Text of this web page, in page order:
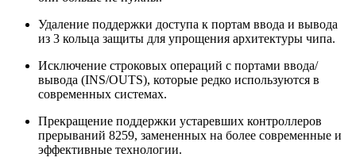
Удаление поддержки доступа к портам ввода и вывода
из 3 кольца защиты для упрощения архитектуры чипа.
Исключение строковых операций с портами ввода/
вывода (INS/OUTS), которые редко используются в
современных системах.
Прекращение поддержки устаревших контроллеров
прерываний 8259, замененных на более современные и
эффективные технологии.